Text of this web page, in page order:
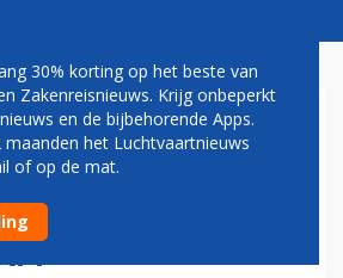
ACADEMY
AAN DE
IN
30% korting op het beste van
Zakenreisnieuws. Krijg onbeperkt
en de bijbehorende Apps.
het Luchtvaartnieuws
of op de mat.